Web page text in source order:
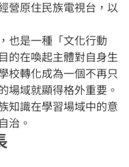
營原住民族電視台，以
也是一種「文化行動
的在喚起主體對自身生
校轉化成為一個不再只
場域就顯得格外重要。
知識在學習場域中的意
治。